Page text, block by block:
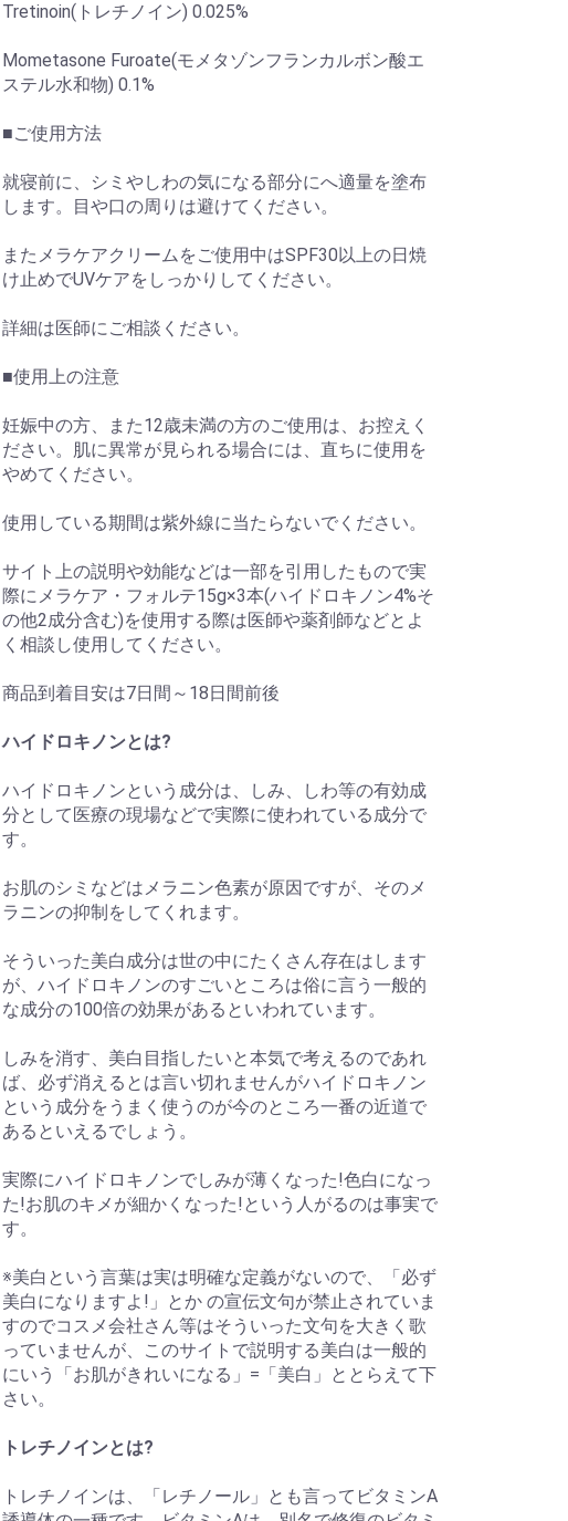
Tretinoin(トレチノイン) 0.025%
Mometasone Furoate(モメタゾンフランカルボン酸エ
ステル水和物) 0.1%
■ご使用方法
就寝前に、シミやしわの気になる部分にへ適量を塗布
します。目や口の周りは避けてください。
またメラケアクリームをご使用中はSPF30以上の日焼
け止めでUVケアをしっかりしてください。
詳細は医師にご相談ください。
■使用上の注意
妊娠中の方、また12歳未満の方のご使用は、お控えく
ださい。肌に異常が見られる場合には、直ちに使用を
やめてください。
使用している期間は紫外線に当たらないでください。
サイト上の説明や効能などは一部を引用したもので実
際にメラケア・フォルテ15g×3本(ハイドロキノン4%そ
の他2成分含む)を使用する際は医師や薬剤師などとよ
く相談し使用してください。
商品到着目安は7日間～18日間前後
ハイドロキノンとは?
ハイドロキノンという成分は、しみ、しわ等の有効成
分として医療の現場などで実際に使われている成分で
す。
お肌のシミなどはメラニン色素が原因ですが、そのメ
ラニンの抑制をしてくれます。
そういった美白成分は世の中にたくさん存在はします
が、ハイドロキノンのすごいところは俗に言う一般的
な成分の100倍の効果があるといわれています。
しみを消す、美白目指したいと本気で考えるのであれ
ば、必ず消えるとは言い切れませんがハイドロキノン
という成分をうまく使うのが今のところ一番の近道で
あるといえるでしょう。
実際にハイドロキノンでしみが薄くなった!色白になっ
た!お肌のキメが細かくなった!という人がるのは事実で
す。
※美白という言葉は実は明確な定義がないので、「必ず
美白になりますよ!」とか の宣伝文句が禁止されていま
すのでコスメ会社さん等はそういった文句を大きく歌
っていませんが、このサイトで説明する美白は一般的
にいう「お肌がきれいになる」=「美白」ととらえて下
さい。
トレチノインとは?
トレチノインは、「レチノール」とも言ってビタミンA